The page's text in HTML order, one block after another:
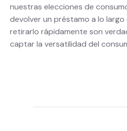
nuestras elecciones de
devolver un préstamo a lo
retirarlo rápidamente son
captar la versatilidad del